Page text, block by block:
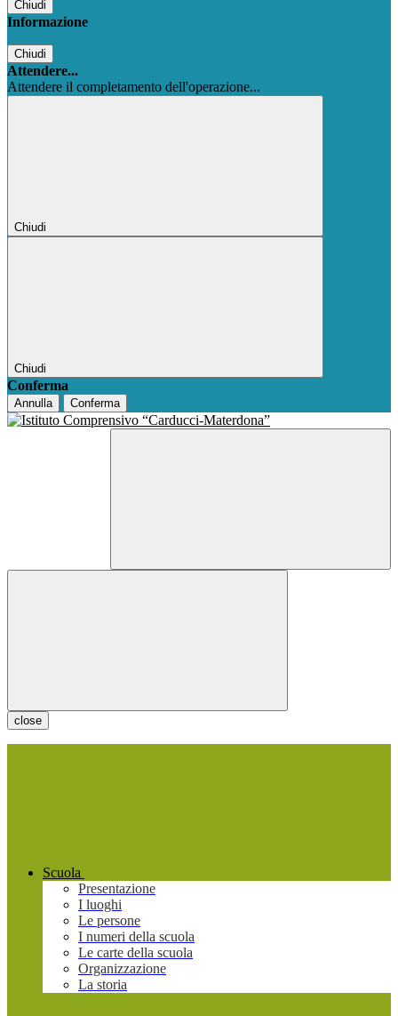
Chiudi
Informazione
Chiudi
Attendere...
Attendere il completamento dell'operazione...
Chiudi
Chiudi
Conferma
Annulla Conferma
close
Scuola
Presentazione
I luoghi
Le persone
I numeri della scuola
Le carte della scuola
Organizzazione
La storia